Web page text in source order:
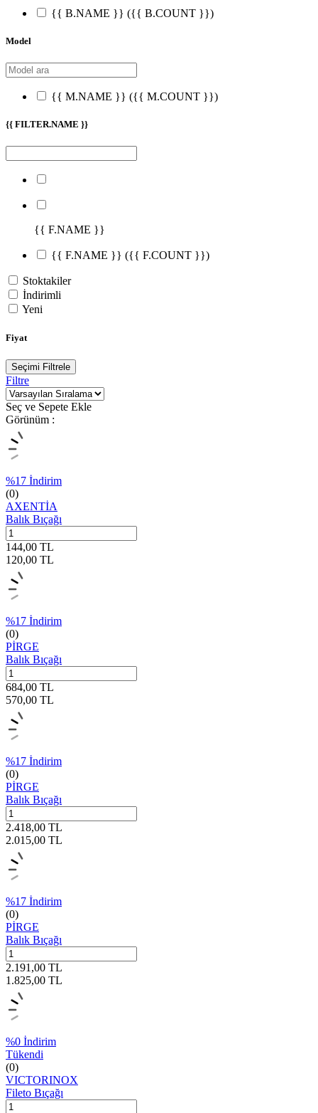
{{ B.NAME }} ({{ B.COUNT }})
Model
{{ M.NAME }} ({{ M.COUNT }})
{{ FILTER.NAME }}
{{ F.NAME }}
{{ F.NAME }} ({{ F.COUNT }})
Stoktakiler
İndirimli
Yeni
Fiyat
Seçimi Filtrele
Filtre
Seç ve Sepete Ekle
Görünüm :
%17 İndirim
(0)
AXENTİA
Balık Bıçağı
144,00 TL
120,00 TL
%17 İndirim
(0)
PİRGE
Balık Bıçağı
684,00 TL
570,00 TL
%17 İndirim
(0)
PİRGE
Balık Bıçağı
2.418,00 TL
2.015,00 TL
%17 İndirim
(0)
PİRGE
Balık Bıçağı
2.191,00 TL
1.825,00 TL
%0 İndirim
Tükendi
(0)
VICTORINOX
Fileto Bıçağı